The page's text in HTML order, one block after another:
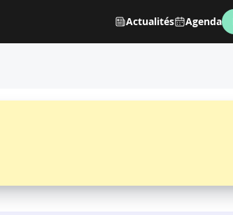
Actualités Agenda